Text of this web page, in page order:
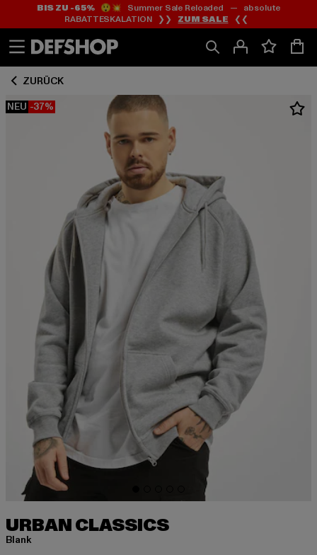
Zum
Inhalt
springen
Zum
Fußzeile
springen
BIS ZU -65%😲💥 Summer Sale Reloaded — absolute
RABATTESKALATION ❯❯ ZUM SALE ❮❮
ZURÜCK
NEU -37%
URBAN CLASSICS
Blank